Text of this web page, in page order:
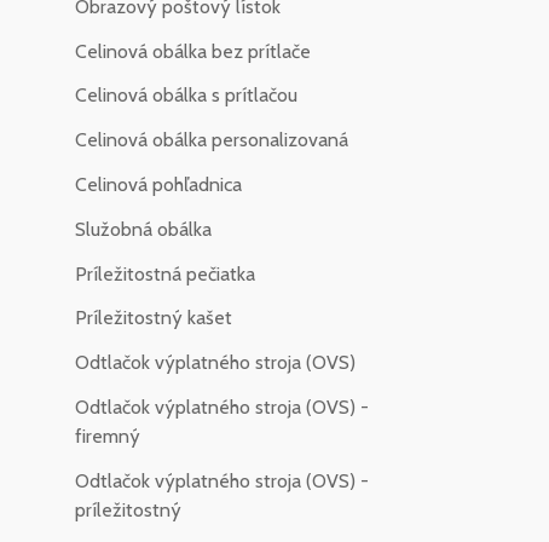
Obrazový poštový lístok
Celinová obálka bez prítlače
Celinová obálka s prítlačou
Celinová obálka personalizovaná
Celinová pohľadnica
Služobná obálka
Príležitostná pečiatka
Príležitostný kašet
Odtlačok výplatného stroja (OVS)
Odtlačok výplatného stroja (OVS) -
firemný
Odtlačok výplatného stroja (OVS) -
príležitostný